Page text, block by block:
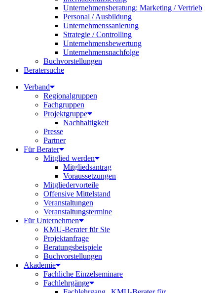
Unternehmensberatung: Marketing / Vertrieb
Personal / Ausbildung
Unternehmenssanierung
Strategie / Controlling
Unternehmensbewertung
Unternehmensnachfolge
Buchvorstellungen
Beratersuche
Verband
Regionalgruppen
Fachgruppen
Projektgruppe
Nachhaltigkeit
Presse
Partner
Für Berater
Mitglied werden
Mitgliedsantrag
Voraussetzungen
Mitgliedervorteile
Offensive Mittelstand
Veranstaltungen
Veranstaltungstermine
Für Unternehmen
KMU-Berater für Sie
Projektanfrage
Beratungsbeispiele
Buchvorstellungen
Akademie
Fachliche Einzelseminare
Fachlehrgänge